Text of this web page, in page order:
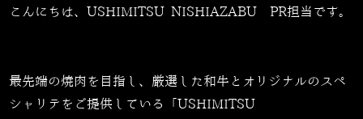
こんにちは、USHIMITSU NISHIAZABU PR担当です。
最先端の焼肉を目指し、厳選した和牛とオリジナルのスペ
シャリテをご提供している「USHIMITSU